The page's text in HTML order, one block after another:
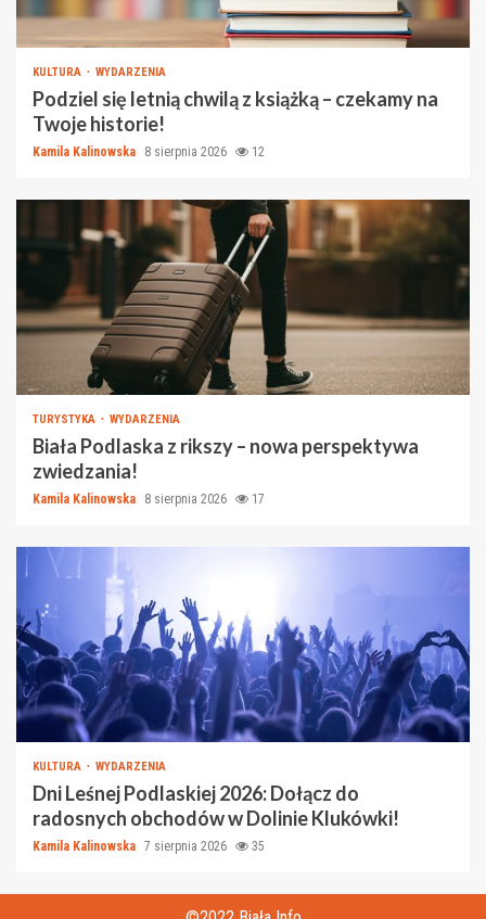
KULTURA WYDARZENIA
Podziel się letnią chwilą z książką – czekamy na
Twoje historie!
Kamila Kalinowska 8 sierpnia 2026 12
TURYSTYKA WYDARZENIA
Biała Podlaska z rikszy – nowa perspektywa
zwiedzania!
Kamila Kalinowska 8 sierpnia 2026 17
KULTURA WYDARZENIA
Dni Leśnej Podlaskiej 2026: Dołącz do
radosnych obchodów w Dolinie Klukówki!
Kamila Kalinowska 7 sierpnia 2026 35